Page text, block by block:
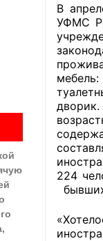
Члены ОП КО
Документы
Кодекс
Положения
В
УФМС
224